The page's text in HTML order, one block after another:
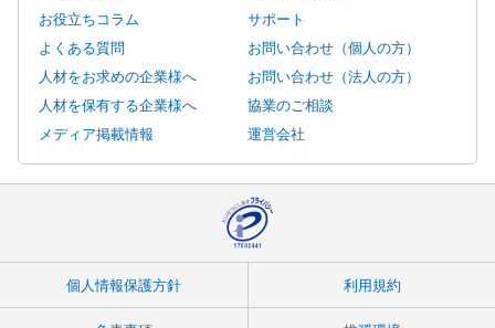
お役立ちコラム
サポート
よくある質問
お問い合わせ（個人の方）
人材をお求めの企業様へ
お問い合わせ（法人の方）
人材を保有する企業様へ
協業のご相談
メディア掲載情報
運営会社
個人情報保護方針 利用規約